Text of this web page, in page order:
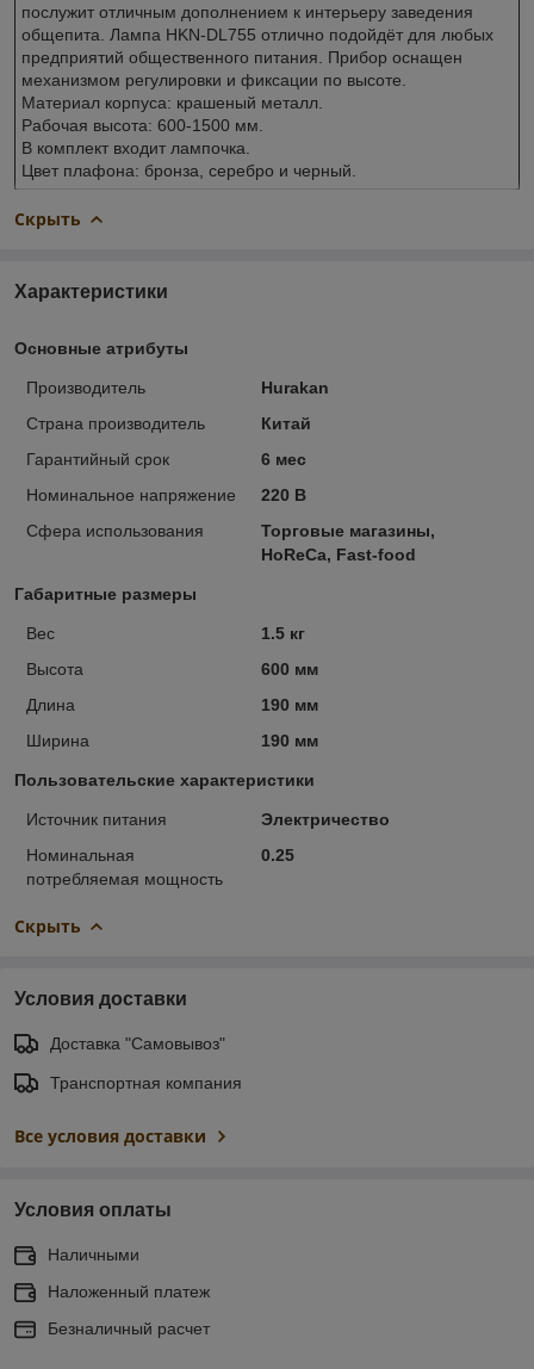
послужит отличным дополнением к интерьеру заведения
общепита. Лампа HKN-DL755 отлично подойдёт для любых
предприятий общественного питания. Прибор оснащен
механизмом регулировки и фиксации по высоте.
Материал корпуса: крашеный металл.
Рабочая высота: 600-1500 мм.
В комплект входит лампочка.
Цвет плафона: бронза, серебро и черный.
Скрыть
Характеристики
Основные атрибуты
Производитель
Hurakan
Страна производитель
Китай
Гарантийный срок
6 мес
Номинальное напряжение
220 В
Сфера использования
Торговые магазины,
HoReCa, Fast-food
Габаритные размеры
Вес
1.5 кг
Высота
600 мм
Длина
190 мм
Ширина
190 мм
Пользовательские характеристики
Источник питания
Электричество
Номинальная
потребляемая мощность
0.25
Скрыть
Условия доставки
Доставка "Самовывоз"
Транспортная компания
Все условия доставки
Условия оплаты
Наличными
Наложенный платеж
Безналичный расчет